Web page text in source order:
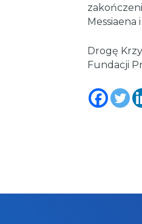
Messiaena
Drogę
Fundacji